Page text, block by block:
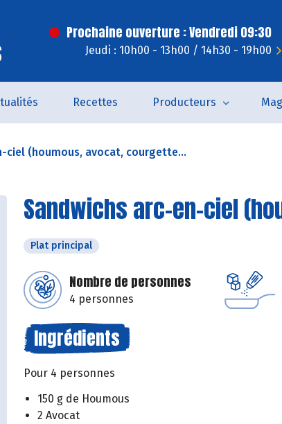
Prochaine ouverture : Vendredi 09:30
Jeudi : 10h00 - 13h00 / 14h30 - 19h00
Recettes Producteurs
ciel (houmous, avocat, courgette...
Sandwichs arc-en-ciel
Plat principal
Nombre de personnes
4 personnes
Ingrédients
Pour 4 personnes
150 g de Houmous
2 Avocat